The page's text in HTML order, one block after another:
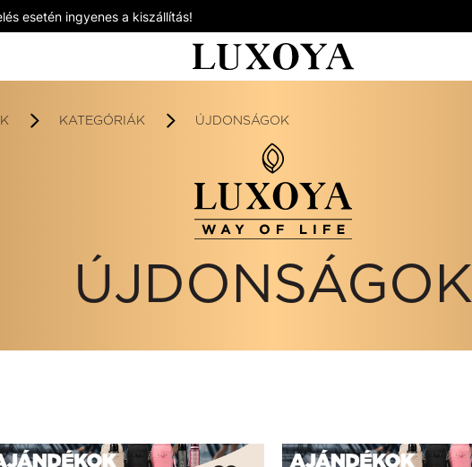
esetén ingyenes a kiszállítás!
KATEGÓRIÁK ÚJDONSÁGOK
ÚJDONSÁGOK